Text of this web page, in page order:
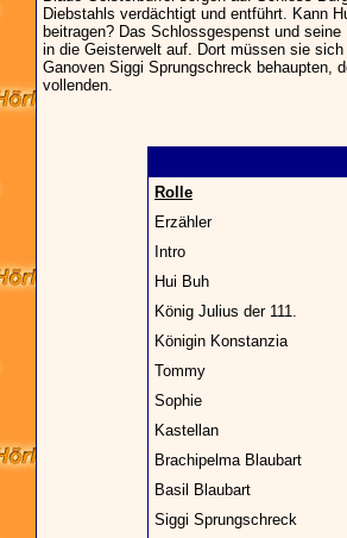
Diebstahls verdächtigt und entführt. Kann
beitragen? Das Schlossgespenst und
in die Geisterwelt auf. Dort müssen sie
Ganoven Siggi Sprungschreck behaupten,
vollenden.
Rolle
Erzähler
Intro
Hui Buh
König Julius der 111.
Königin Konstanzia
Tommy
Sophie
Kastellan
Brachipelma Blaubart
Basil Blaubart
Siggi Sprungschreck